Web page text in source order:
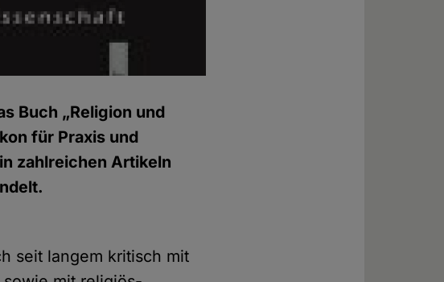
Buch „Religion und
für Praxis und
zahlreichen Artikeln
seit langem kritisch mit